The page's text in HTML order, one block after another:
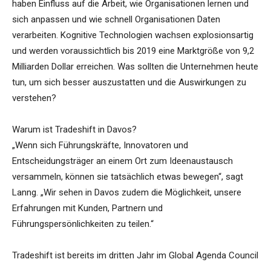
haben Einfluss auf die Arbeit, wie Organisationen lernen und
sich anpassen und wie schnell Organisationen Daten
verarbeiten. Kognitive Technologien wachsen explosionsartig
und werden voraussichtlich bis 2019 eine Marktgröße von 9,2
Milliarden Dollar erreichen. Was sollten die Unternehmen heute
tun, um sich besser auszustatten und die Auswirkungen zu
verstehen?
Warum ist Tradeshift in Davos?
„Wenn sich Führungskräfte, Innovatoren und
Entscheidungsträger an einem Ort zum Ideenaustausch
versammeln, können sie tatsächlich etwas bewegen“, sagt
Lanng. „Wir sehen in Davos zudem die Möglichkeit, unsere
Erfahrungen mit Kunden, Partnern und
Führungspersönlichkeiten zu teilen.“
Tradeshift ist bereits im dritten Jahr im Global Agenda Council